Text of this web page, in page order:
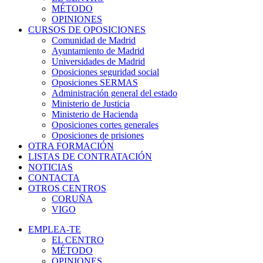
MÉTODO
OPINIONES
CURSOS DE OPOSICIONES
Comunidad de Madrid
Ayuntamiento de Madrid
Universidades de Madrid
Oposiciones seguridad social
Oposiciones SERMAS
Administración general del estado
Ministerio de Justicia
Ministerio de Hacienda
Oposiciones cortes generales
Oposiciones de prisiones
OTRA FORMACIÓN
LISTAS DE CONTRATACIÓN
NOTICIAS
CONTACTA
OTROS CENTROS
CORUÑA
VIGO
EMPLEA-TE
EL CENTRO
MÉTODO
OPINIONES